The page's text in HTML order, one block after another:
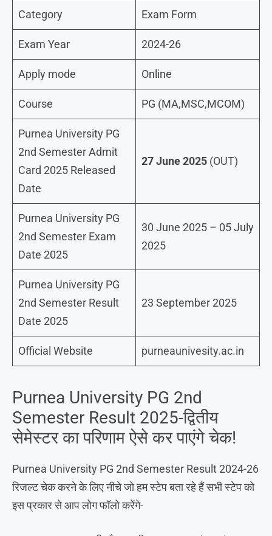
Category Exam Form
Exam Year 2024-26
Apply mode Online
Course PG (MA,MSC,MCOM)
Purnea University PG
2nd Semester Admit
Card 2025 Released
Date
27 June 2025 (OUT)
Purnea University PG
2nd Semester Exam
Date 2025
30 June 2025 – 05 July
2025
Purnea University PG
2nd Semester Result
Date 2025
23 September 2025
Official Website purneaunivesity.ac.in
Purnea University PG 2nd
Semester Result 2025-द्वितीय
सेमेस्टर का परिणाम ऐसे कर पाएंगे चेक!
Purnea University PG 2nd Semester Result 2024-26
रिजल्ट चेक करने के लिए नीचे जो हम स्टेप बता रहे हैं सभी स्टेप को
इस प्रकार से आप लोग फॉलो करेंगे-